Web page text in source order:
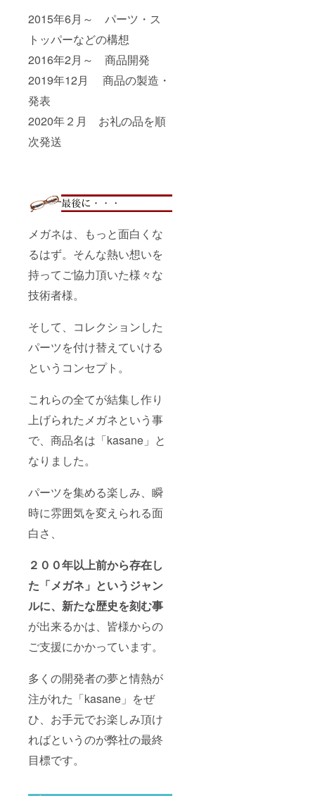
2015年6月～ パーツ・ス
トッパーなどの構想
2016年2月～ 商品開発
2019年12月 商品の製造・
発表
2020年２月 お礼の品を順
次発送
メガネは、もっと面白くな
るはず。そんな熱い想いを
持ってご協力頂いた様々な
技術者様。
そして、コレクションした
パーツを付け替えていける
というコンセプト。
これらの全てが結集し作り
上げられたメガネという事
で、商品名は「kasane」と
なりました。
パーツを集める楽しみ、瞬
時に雰囲気を変えられる面
白さ、
２００年以上前から存在し
た「メガネ」というジャン
ルに、新たな歴史を刻む事
が出来るかは、皆様からの
ご支援にかかっています。
多くの開発者の夢と情熱が
注がれた「kasane」をぜ
ひ、お手元でお楽しみ頂け
ればというのが弊社の最終
目標です。